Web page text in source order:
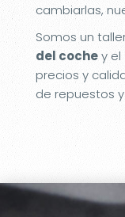
cambiarlas,
Somos un
del cochey el
precios y
de repuestos